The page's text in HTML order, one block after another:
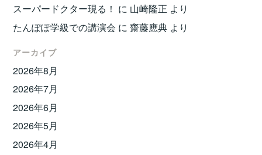
スーパードクター現る！ に 山崎隆正 より
たんぽぽ学級での講演会 に齋藤應典 より
アーカイブ
2026年8月
2026年7月
2026年6月
2026年5月
2026年4月